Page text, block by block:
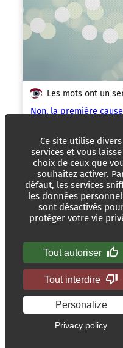
Les mots ont un
Non, la première
Les
Les mots ont un sens, média
alternative.
Allez
Ce site utilise divers
services et vous
choix de ceux que
souhaitez activer.
défaut, les services
les données
sont désactivés
protéger votre vie
Tout autoriser
Tout interdire
Personalize
Privacy policy